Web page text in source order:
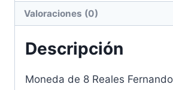
Valoraciones (0)
Descripción
Moneda de 8 Reales